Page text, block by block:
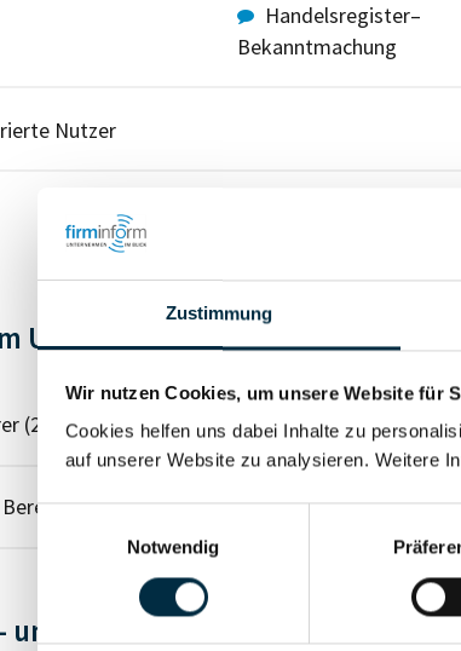
Zustimmung
Wir nutzen Cookies, um unsere Website für
Cookies helfen uns dabei Inhalte zu
auf unserer Website zu analysieren. Weitere
Einwilligungsauswahl
Notwendig
Handelsregister–
Bekanntmachung
Nutzer
Unternehmen
(2)
und Kontrollstruktur